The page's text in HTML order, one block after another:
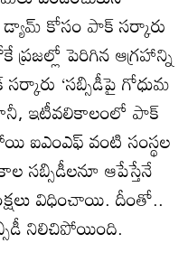
డ్యామ్‌ కోసం పాక్‌ సర్కారు
పెరిగిన ఆగ్రహాన్ని
‘సబ్సిడీపై గోధుమ
కానీ, ఇటీవలికాలంలో పాక్‌
ఐఎంఎఫ్‌ వంటి సంస్థల
సబ్సిడీలనూ ఆపేస్తేనే
విధించాయి. దీంతో..
నిలిచిపోయింది.